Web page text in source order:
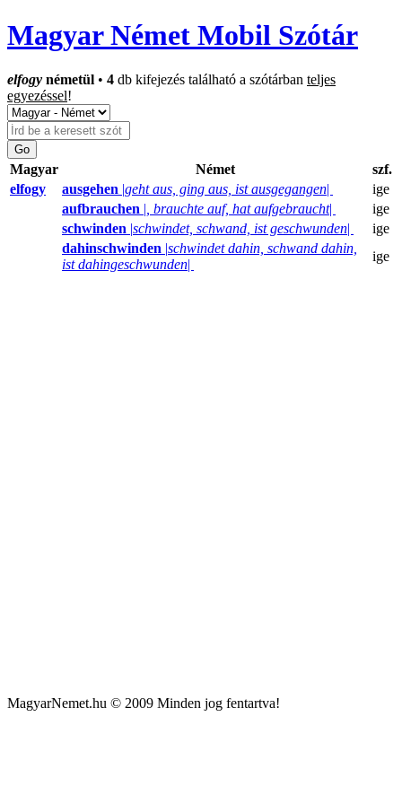
Magyar Német Mobil Szótár
elfogy németül • 4 db kifejezés található a szótárban teljes
egyezéssel!
Magyar Német
szf.
elfogy
ausgehen |geht aus, ging aus, ist ausgegangen|
ige
aufbrauchen | , brauchte auf, hat aufgebraucht|
ige
schwinden |schwindet, schwand, ist geschwunden|
ige
dahinschwinden |schwindet dahin, schwand dahin,
ist dahingeschwunden|
ige
MagyarNemet.hu © 2009 Minden jog fentartva!